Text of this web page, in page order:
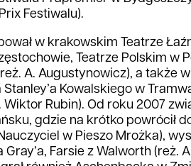
Festiwalu).
w krakowskim Teatrze
Teatrze Polskim w
A. Augustynowicz), a także
Kowalskiego w
Rubin). Od roku 2007
gdzie na krótko powrócił
w Pieszo Mrożka),
Farsie z Walworth (reż.